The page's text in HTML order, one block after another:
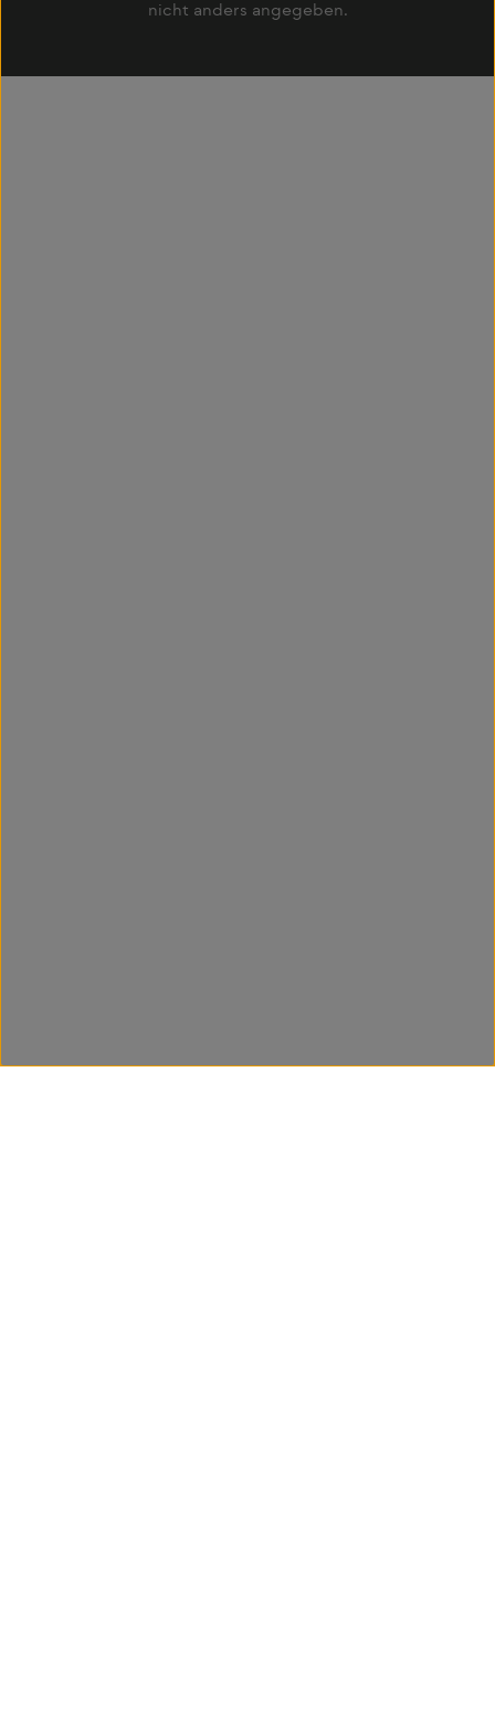
nicht anders angegeben.